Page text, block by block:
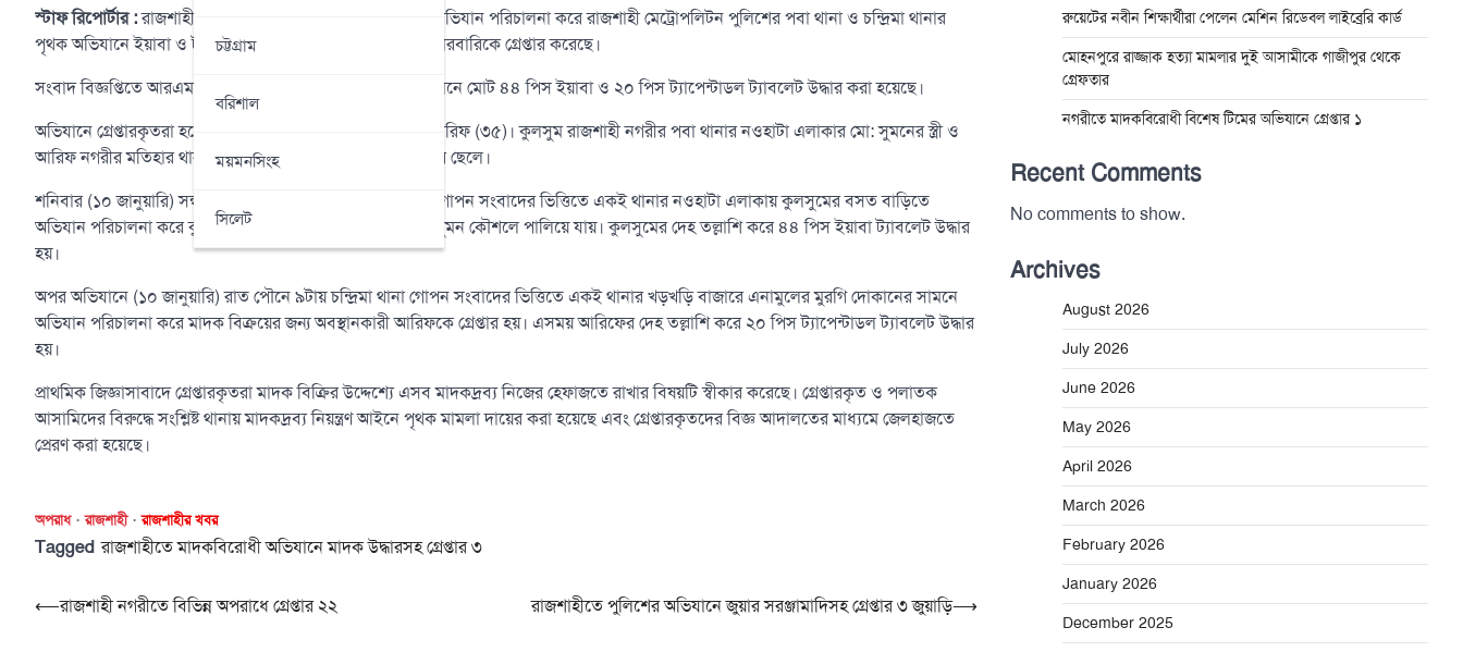
চট্টগ্রাম
বরিশাল
ময়মনসিংহ
সিলেট
স্টাফ রিপোর্টার :রাজশাহী নগরীর বিভিন্ন এলাকায় মাদকবিরোধী অভিযান পরিচালনা করে রাজশাহী মেট্রোপলিটন পুলিশের পবা থানা ও চন্দ্রিমা থানার
পৃথক অভিযানে ইয়াবা ও ট্যাপেন্টাডল ট্যাবলেটসহ ২ জন মাদক কারবারিকে গ্রেপ্তার করেছে।
সংবাদ বিজ্ঞপ্তিতে আরএমপি জানায়, শনিবার (১০ জানুয়ারি) অভিযানে মোট ৪৪ পিস ইয়াবা ও ২০ পিস ট্যাপেন্টাডল ট্যাবলেট উদ্ধার করা হয়েছে।
অভিযানে গ্রেপ্তারকৃতরা হলেন মোসা: কুলসুম বেগম (২২) ও মো: আরিফ (৩৫)। কুলসুম রাজশাহী নগরীর পবা থানার নওহাটা এলাকার মো: সুমনের স্ত্রী ও
আরিফ নগরীর মতিহার থানার বামনশিকর এলাকার মো: আশরাফের ছেলে।
শনিবার (১০ জানুয়ারি) সন্ধ্যা পৌনে ৭টায় আরএমপি’র পবা থানা গোপন সংবাদের ভিত্তিতে একই থানার নওহাটা এলাকায় কুলসুমের বসত বাড়িতে
অভিযান পরিচালনা করে কুলসুমকে গ্রেপ্তার করা হলেও তার স্বামী সুমন কৌশলে পালিয়ে যায়। কুলসুমের দেহ তল্লাশি করে ৪৪ পিস ইয়াবা ট্যাবলেট উদ্ধার
হয়।
অপর অভিযানে (১০ জানুয়ারি) রাত পৌনে ৯টায় চন্দ্রিমা থানা গোপন সংবাদের ভিত্তিতে একই থানার খড়খড়ি বাজারে এনামুলের মুরগি দোকানের সামনে
অভিযান পরিচালনা করে মাদক বিক্রয়ের জন্য অবস্থানকারী আরিফকে গ্রেপ্তার হয়। এসময় আরিফের দেহ তল্লাশি করে ২০ পিস ট্যাপেন্টাডল ট্যাবলেট উদ্ধার
হয়।
প্রাথমিক জিজ্ঞাসাবাদে গ্রেপ্তারকৃতরা মাদক বিক্রির উদ্দেশ্যে এসব মাদকদ্রব্য নিজের হেফাজতে রাখার বিষয়টি স্বীকার করেছে। গ্রেপ্তারকৃত ও পলাতক
আসামিদের বিরুদ্ধে সংশ্লিষ্ট থানায় মাদকদ্রব্য নিয়ন্ত্রণ আইনে পৃথক মামলা দায়ের করা হয়েছে এবং গ্রেপ্তারকৃতদের বিজ্ঞ আদালতের মাধ্যমে জেলহাজতে
প্রেরণ করা হয়েছে।
অপরাধ রাজশাহী রাজশাহীর খবর
Taggedরাজশাহীতে মাদকবিরোধী অভিযানে মাদক উদ্ধারসহ গ্রেপ্তার ৩
Post
⟵রাজশাহী নগরীতে বিভিন্ন অপরাধে গ্রেপ্তার ২২ রাজশাহীতে পুলিশের অভিযানে জুয়ার সরঞ্জামাদিসহ গ্রেপ্তার ৩ জুয়াড়ি⟶
রুয়েটের নবীন শিক্ষার্থীরা পেলেন মেশিন রিডেবল লাইব্রেরি কার্ড
মোহনপুরে রাজ্জাক হত্যা মামলার দুই আসামীকে গাজীপুর থেকে
গ্রেফতার
নগরীতে মাদকবিরোধী বিশেষ টিমের অভিযানে গ্রেপ্তার ১
Recent Comments
No comments to show.
Archives
August 2026
July 2026
June 2026
May 2026
April 2026
March 2026
February 2026
January 2026
December 2025